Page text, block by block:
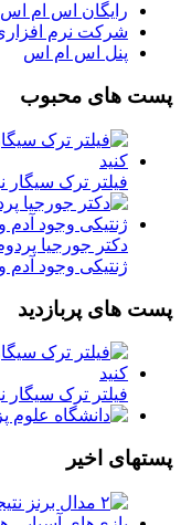
رایگان اس ام اس
شرکت نرم
پنل اس ام اس
پست های محبوب
فیلتر ترک سیگار
دکتر جورجیا
ژنتیکی وجود آدم
پست های پربازدید
فیلتر ترک سیگار
پستهای اخیر